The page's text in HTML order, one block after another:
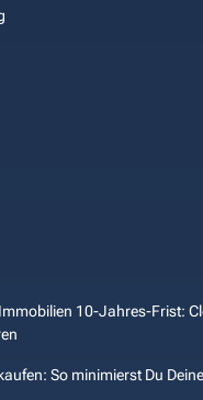
10-Jahres-Frist:
So minimierst Du